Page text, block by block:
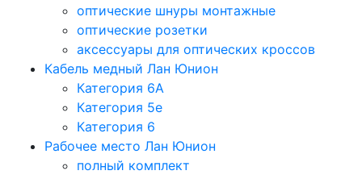
оптические шнуры монтажные
оптические розетки
аксессуары для оптических кроссов
Кабель медный Лан Юнион
Категория 6A
Категория 5e
Категория 6
Рабочее место Лан Юнион
полный комплект